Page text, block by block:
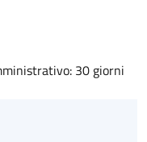
30 giorni